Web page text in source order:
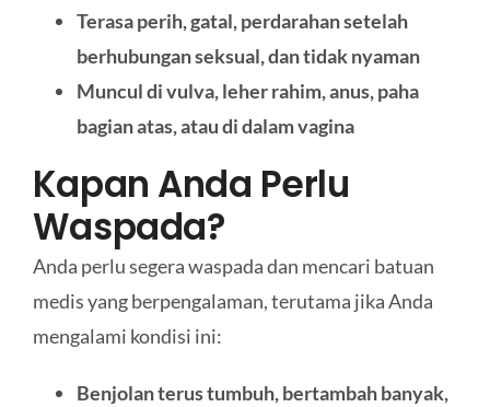
Terasa perih, gatal, perdarahan setelah
berhubungan seksual, dan tidak nyaman
Muncul di vulva, leher rahim, anus, paha
bagian atas, atau di dalam vagina
Kapan Anda Perlu
Waspada?
Anda perlu segera waspada dan mencari batuan
medis yang berpengalaman, terutama jika Anda
mengalami kondisi ini:
Benjolan terus tumbuh, bertambah banyak,